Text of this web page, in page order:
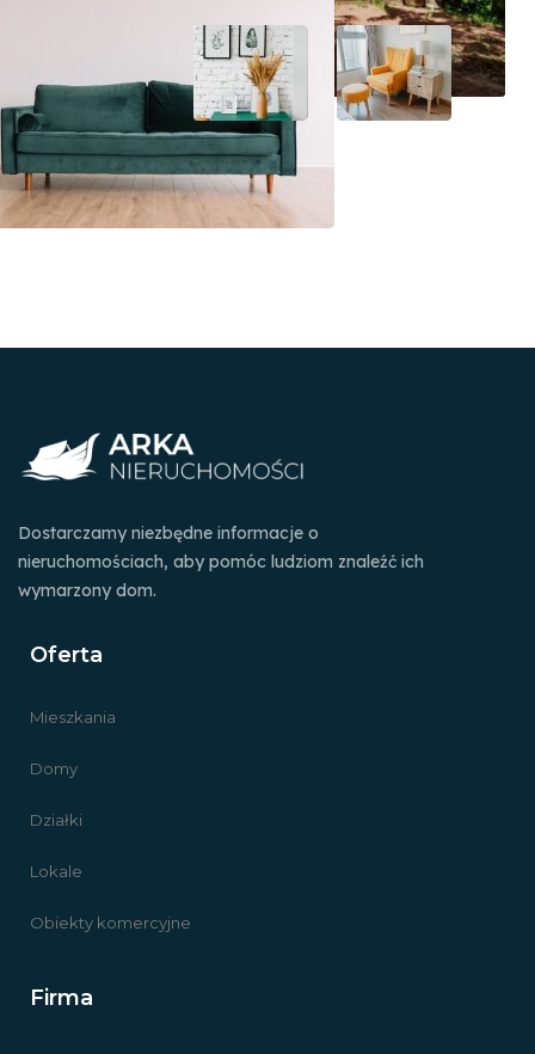
Dostarczamy niezbędne informacje o
nieruchomościach, aby pomóc ludziom znaleźć ich
wymarzony dom.
Oferta
Mieszkania
Domy
Działki
Lokale
Obiekty komercyjne
Firma